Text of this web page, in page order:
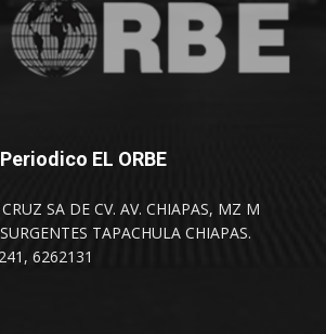
Periodico EL ORBE
SA DE CV. AV. CHIAPAS, MZ M
TAPACHULA CHIAPAS.
6262131